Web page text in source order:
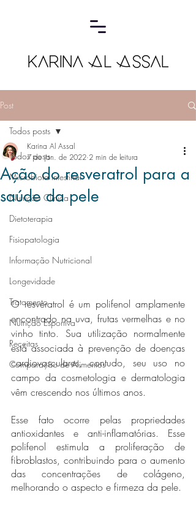
Post
Todos posts
Microbiota Intestinal
Nutrição Clínica
Dietoterapia
Fisiopatologia
Informação Nutricional
Longevidade
Tratamento
Nutrição Esportiva
Receitas
Comparação de Alimentos
Todos posts
Ação do resveratrol para a
saúde da pele
Karina Al Assal
7 de jan. de 2022 2 min de leitura
O resveratrol é um polifenol amplamente
encontrado na uva, frutas vermelhas e no
vinho tinto. Sua utilização normalmente
está associada à prevenção de doenças
cardiovasculares, contudo, seu uso no
campo da cosmetologia e dermatologia
vêm crescendo nos últimos anos.
Esse fato ocorre pelas propriedades
antioxidantes e anti-inflamatórias. Esse
polifenol estimula a proliferação de
fibroblastos, contribuindo para o aumento
das concentrações de colágeno,
melhorando o aspecto e firmeza da pele.